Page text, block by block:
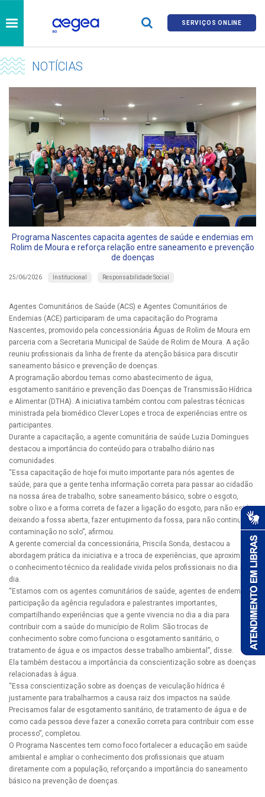
SERVIÇOS ONLINE
NOTÍCIAS
Programa Nascentes capacita agentes de saúde e endemias em
Rolim de Moura e reforça relação entre saneamento e prevenção
de doenças
25/06/2026 Institucional Responsabilidade Social
Agentes Comunitários de Saúde (ACS) e Agentes Comunitários de
Endemias (ACE) participaram de uma capacitação do Programa
Nascentes, promovido pela concessionária Águas de Rolim de Moura em
parceria com a Secretaria Municipal de Saúde de Rolim de Moura. A ação
reuniu profissionais da linha de frente da atenção básica para discutir
saneamento básico e prevenção de doenças.
A programação abordou temas como abastecimento de água,
esgotamento sanitário e prevenção das Doenças de Transmissão Hídrica
e Alimentar (DTHA). A iniciativa também contou com palestras técnicas
ministrada pela biomédico Clever Lopes e troca de experiências entre os
participantes.
Durante a capacitação, a agente comunitária de saúde Luzia Domingues
destacou a importância do conteúdo para o trabalho diário nas
comunidades.
“Essa capacitação de hoje foi muito importante para nós agentes de
saúde, para que a gente tenha informação correta para passar ao cidadão
na nossa área de trabalho, sobre saneamento básico, sobre o esgoto,
sobre o lixo e a forma correta de fazer a ligação do esgoto, para não está
deixando a fossa aberta, fazer entupimento da fossa, para não continuar a
contaminação no solo”, afirmou.
A gerente comercial da concessionária, Priscila Sonda, destacou a
abordagem prática da iniciativa e a troca de experiências, que aproximam
o conhecimento técnico da realidade vivida pelos profissionais no dia a
dia.
“Estamos com os agentes comunitários de saúde, agentes de endemias,
participação da agência reguladora e palestrantes importantes,
compartilhando experiências que a gente vivencia no dia a dia para
contribuir com a saúde do município de Rolim. São trocas de
conhecimento sobre como funciona o esgotamento sanitário, o
tratamento de água e os impactos desse trabalho ambiental”, disse.
Ela também destacou a importância da conscientização sobre as doenças
relacionadas à água.
“Essa conscientização sobre as doenças de veiculação hídrica é
justamente para trabalharmos a causa raiz dos impactos na saúde.
Precisamos falar de esgotamento sanitário, de tratamento de água e de
como cada pessoa deve fazer a conexão correta para contribuir com esse
processo”, completou.
O Programa Nascentes tem como foco fortalecer a educação em saúde
ambiental e ampliar o conhecimento dos profissionais que atuam
diretamente com a população, reforçando a importância do saneamento
básico na prevenção de doenças.